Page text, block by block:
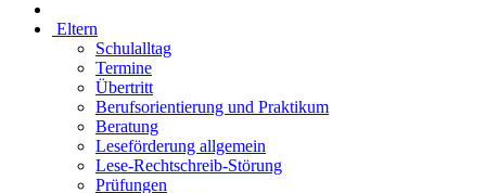
Eltern
Schulalltag
Termine
Übertritt
Berufsorientierung und Praktikum
Beratung
Leseförderung allgemein
Lese-Rechtschreib-Störung
Prüfungen